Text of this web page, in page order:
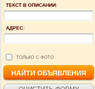
ТЕКСТ В ОПИСАНИИ:
АДРЕС:
ТОЛЬКО С ФОТО